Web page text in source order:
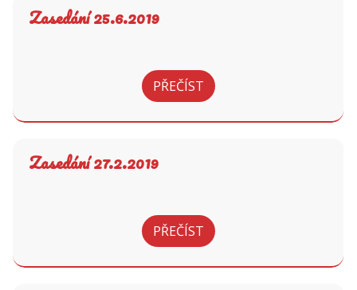
Zasedání 25.6.2019
PŘEČÍST
Zasedání 27.2.2019
PŘEČÍST